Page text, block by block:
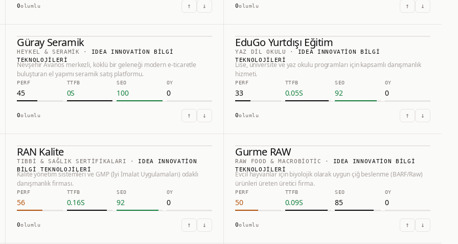
0olumlu ↑ ↓ 0olumlu ↑ ↓
#5
Güray Seramik
HTTPS://GURAYCERAMICSHOP.COM
Güray Seramik
HEYKEL & SERAMIK ·
IDEA INNOVATION BILGI
TEKNOLOJILERI
Nevşehir Avanos merkezli, köklü bir geleneği modern e-ticaretle
buluşturan el yapımı seramik satış platformu.
PERF
45
TTFB
0S
SEO
100
OY
0
0olumlu ↑ ↓
#6
EduGo Yurtdışı Eğitim
HTTPS://EDUGO.COM.TR
EduGo Yurtdışı Eğitim
YAZ DIL OKULU ·
IDEA INNOVATION BILGI
TEKNOLOJILERI
Lise, üniversite ve yaz okulu programları için kapsamlı danışmanlık
hizmeti.
PERF
33
TTFB
0.05S
SEO
92
OY
0
0olumlu ↑ ↓
#8
RAN Kalite
RAN Kalite
TIBBI & SAĞLIK SERTIFIKALARI · IDEA INNOVATION
BILGI TEKNOLOJILERI
Kalite yönetim sistemleri ve GMP (İyi İmalat Uygulamaları) odaklı
danışmanlık firması.
PERF
56
TTFB
0.16S
SEO
92
OY
0
0olumlu ↑ ↓
#9 67.0
Gurme RAW
HTTPS://GURMERAW.COM
Gurme RAW
RAW FOOD & MACROBIOTIC ·
IDEA INNOVATION BILGI
TEKNOLOJILERI
Evcil hayvanlar için biyolojik olarak uygun çiğ beslenme (BARF/Raw)
ürünleri üreten üretici firma.
PERF
50
TTFB
0.09S
SEO
85
OY
0
0olumlu ↑ ↓